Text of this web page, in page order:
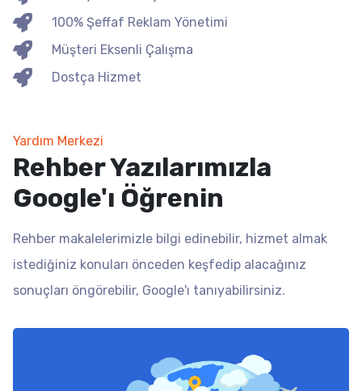
100% Şeffaf Reklam Yönetimi
Müşteri Eksenli Çalışma
Dostça Hizmet
Yardım Merkezi
Rehber Yazılarımızla
Google'ı Öğrenin
Rehber makalelerimizle bilgi edinebilir, hizmet almak
istediğiniz konuları önceden keşfedip alacağınız
sonuçları öngörebilir, Google'ı tanıyabilirsiniz.